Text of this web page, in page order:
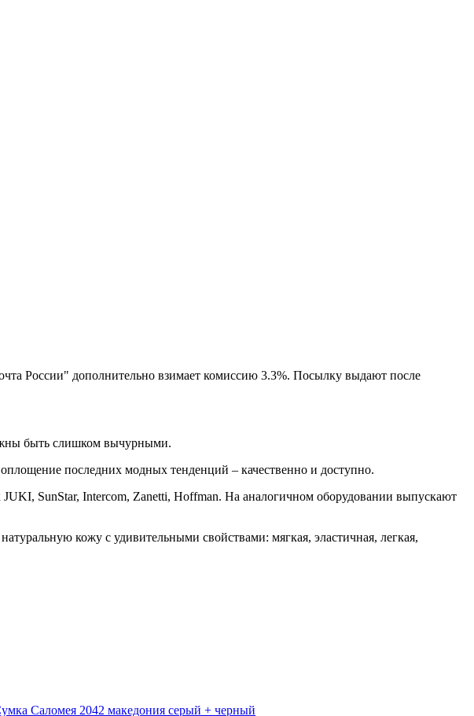
России" дополнительно взимает комиссию 3.3%. Посылку выдают после
быть слишком вычурными.
последних модных тенденций – качественно и доступно.
SunStar, Intercom, Zanetti, Hoffman. На аналогичном оборудовании выпускают
кожу с удивительными свойствами: мягкая, эластичная, легкая,